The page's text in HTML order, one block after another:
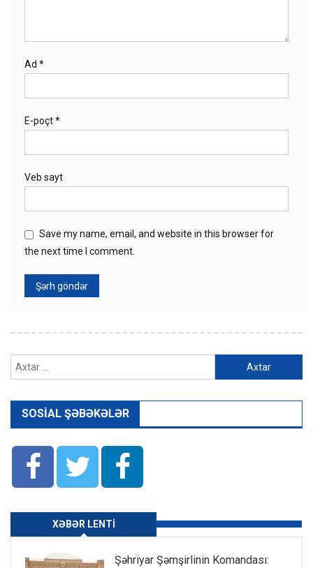
Ad *
E-poçt*
Veb sayt
Save my name, email, and website in this browser for
the next time I comment.
SOSIAL ŞƏBƏKƏLƏR
XƏBƏR LENTI
Şəhriyar Şəmşirlinin Komandası: